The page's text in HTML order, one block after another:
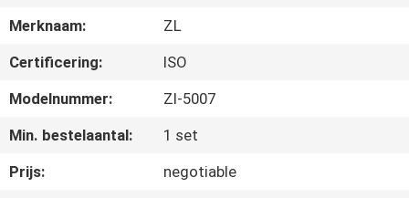
ONGEVEER
ONS
KWALITEITSCONTROLE
Merknaam:
ZL
Certificering:
ISO
Modelnummer:
Zl-5007
Min. bestelaantal:
1 set
Prijs:
negotiable